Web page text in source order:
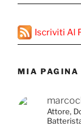
Iscriviti Al
MIA PAGINA
Attore,